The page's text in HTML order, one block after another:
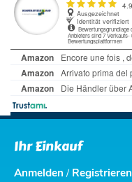
Ihr Einkauf
Anmelden / Registrieren